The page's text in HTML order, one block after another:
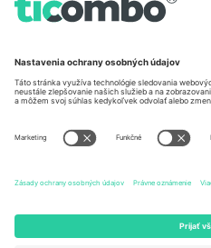
Unter den Linden 24, 10117
United States
Newark, Delaware 19713, United
States